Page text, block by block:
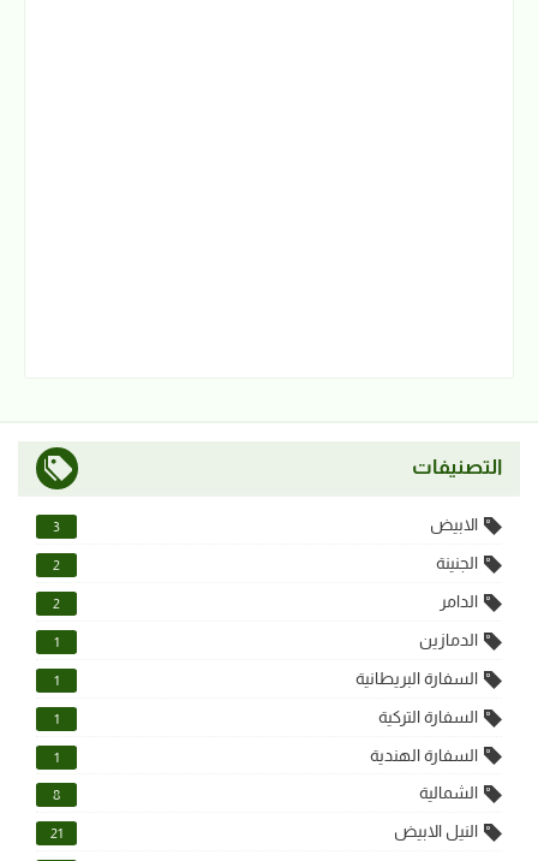
التصنيفات
الابيض 3
الجنينة 2
الدامر 2
الدمازين 1
السفارة البريطانية 1
السفارة التركية 1
السفارة الهندية 1
الشمالية 8
النيل الابيض 21